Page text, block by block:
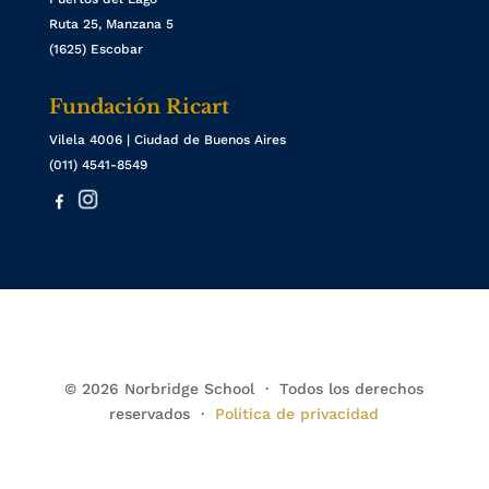
Ruta 25, Manzana 5
(1625) Escobar
Fundación Ricart
Vilela 4006 | Ciudad de Buenos Aires
(011) 4541-8549
© 2026 Norbridge School · Todos los derechos
reservados · Política de privacidad